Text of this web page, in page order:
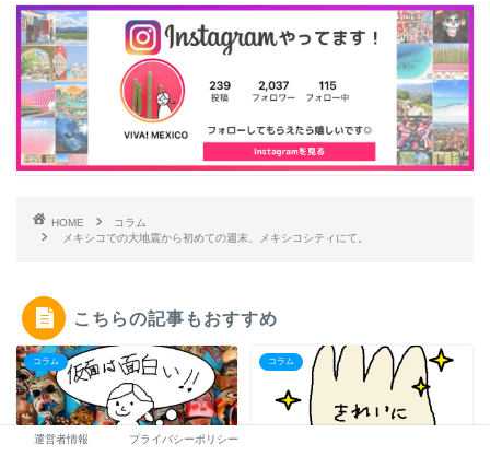
HOME
コラム
メキシコでの大地震から初めての週末、メキシコシティにて。
こちらの記事もおすすめ
コラム コラム
運営者情報 プライバシーポリシー